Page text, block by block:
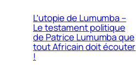
L’utopie de Lumumba –
Le testament politique
de Patrice Lumumba que
tout Africain doit écouter
!